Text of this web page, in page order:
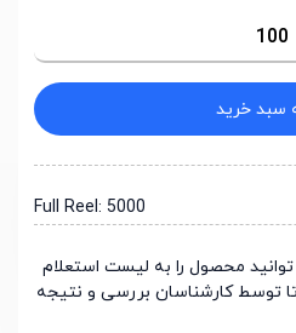
سبد خرید
Full Reel: 5000
محصول را به لیست استعلام
توسط کارشناسان بررسی و نتیجه